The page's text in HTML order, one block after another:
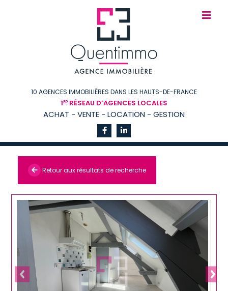
10 AGENCES IMMOBILIÈRES DANS LES HAUTS-DE-FRANCE
1ER RÉSEAU D’AGENCES LOCALES
ACHAT - VENTE - LOCATION - GESTION
Retour aux résultats de recherche